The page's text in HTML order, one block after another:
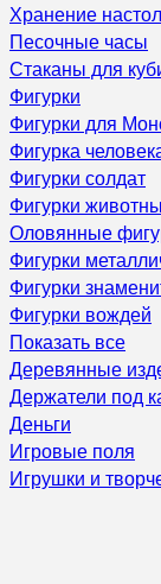
Хранение
Песочные часы
Стаканы для
Фигурки
Фигурки для
Фигурка
Фигурки солдат
Фигурки
Оловянные
Фигурки
Фигурки
Фигурки вождей
Показать все
Деревянные
Держатели под
Деньги
Игровые поля
Игрушки и